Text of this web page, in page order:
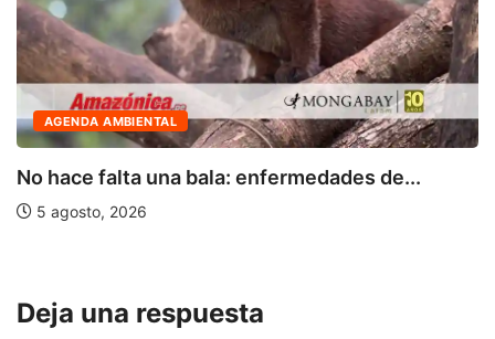
ACTUALIDAD
OSIPTEL: usuarios pueden suspender
temporalmente su servicio...
Deja una respuesta